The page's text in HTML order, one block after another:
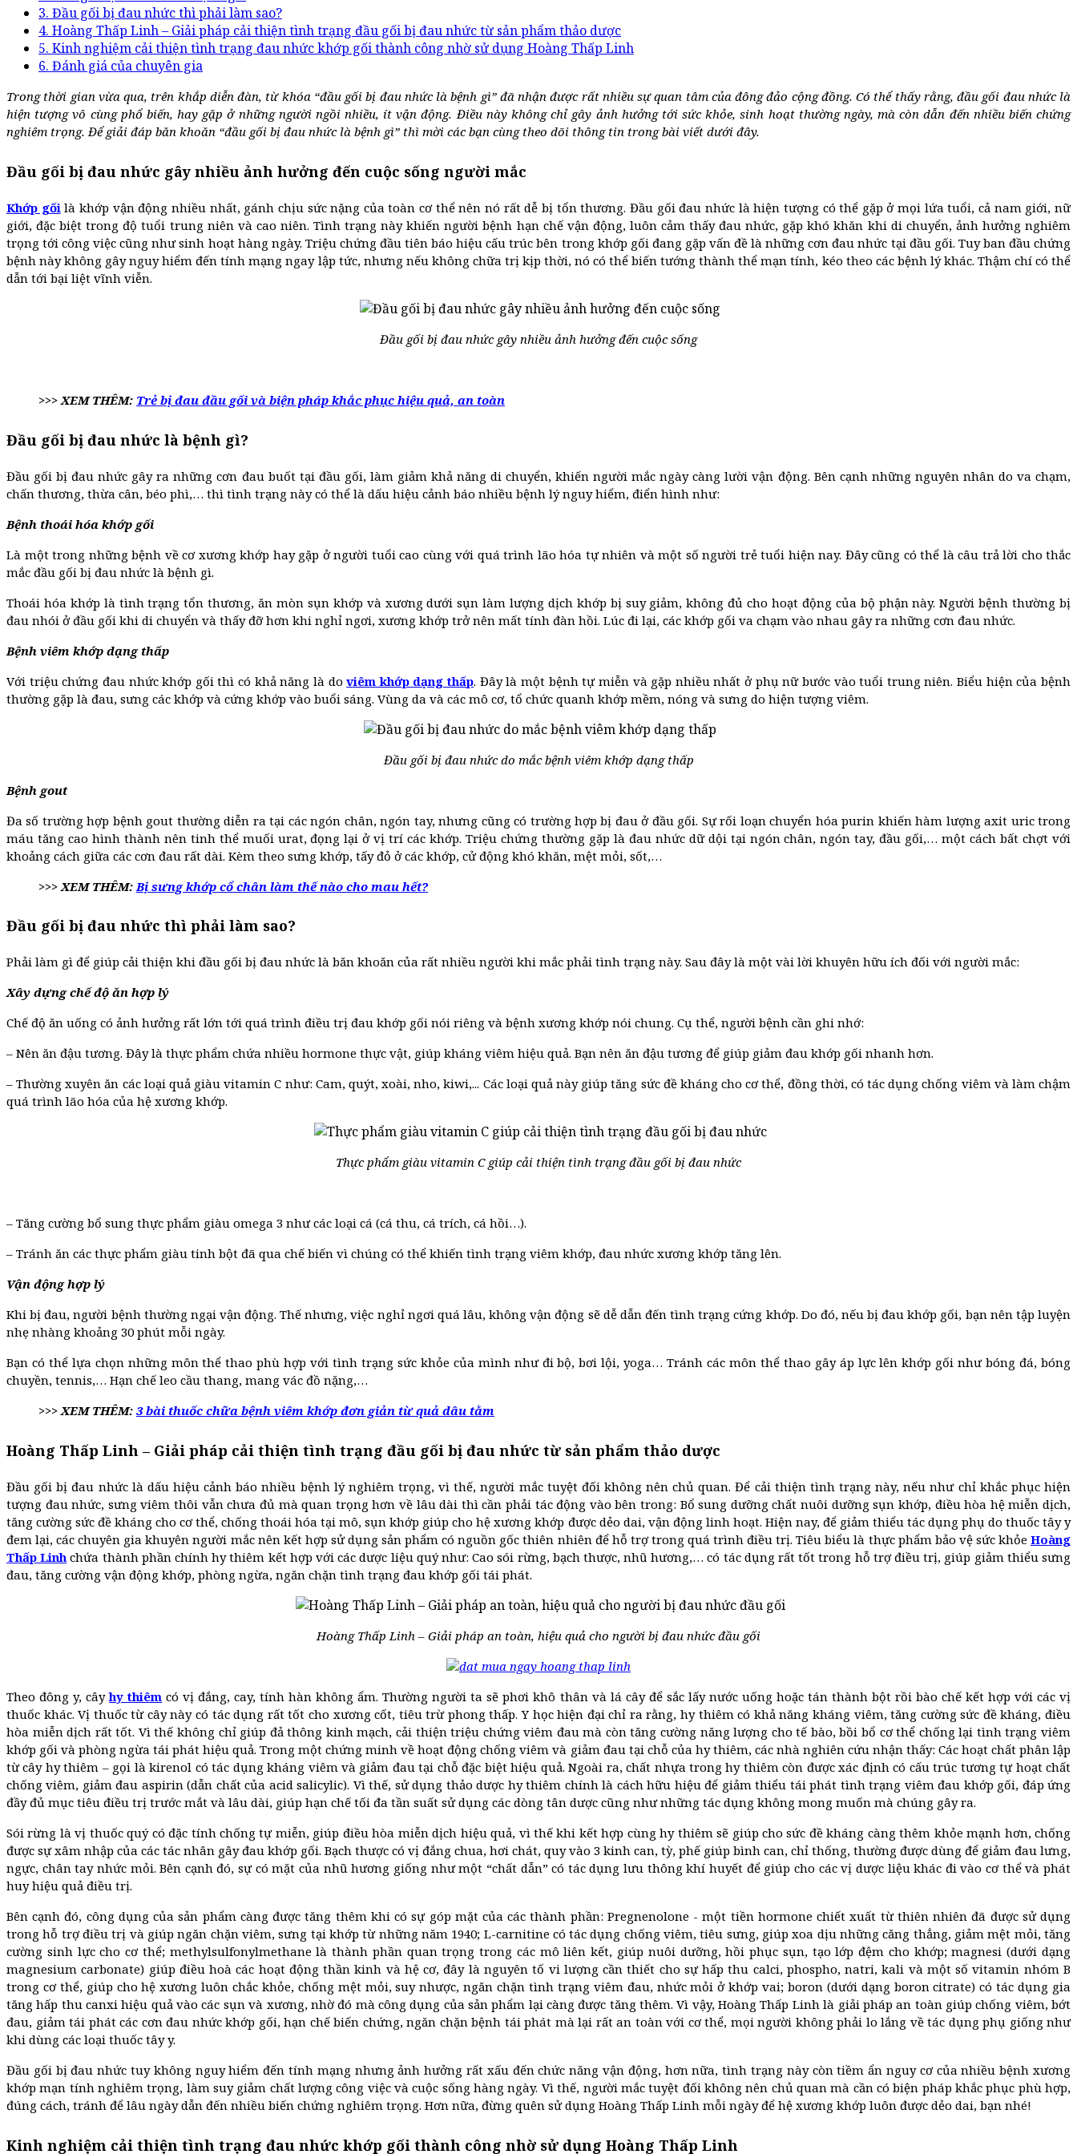
3. Đầu gối bị đau nhức thì phải làm sao?
4. Hoàng Thấp Linh – Giải pháp cải thiện tình trạng đầu gối bị đau nhức từ sản phẩm thảo dược
5. Kinh nghiệm cải thiện tình trạng đau nhức khớp gối thành công nhờ sử dụng Hoàng Thấp Linh
6. Đánh giá của chuyên gia
Trong thời gian vừa qua, trên khắp diễn đàn, từ khóa “đầu gối bị đau nhức là bệnh gì” đã nhận được rất nhiều sự quan tâm của đông đảo cộng đồng. Có thể thấy rằng, đầu gối đau nhức là
hiện tượng vô cùng phổ biến, hay gặp ở những người ngồi nhiều, ít vận động. Điều này không chỉ gây ảnh hưởng tới sức khỏe, sinh hoạt thường ngày, mà còn dẫn đến nhiều biến chứng
nghiêm trọng. Để giải đáp băn khoăn “đầu gối bị đau nhức là bệnh gì” thì mời các bạn cùng theo dõi thông tin trong bài viết dưới đây.
Đầu gối bị đau nhức gây nhiều ảnh hưởng đến cuộc sống người mắc
Khớp gối là khớp vận động nhiều nhất, gánh chịu sức nặng của toàn cơ thể nên nó rất dễ bị tổn thương. Đầu gối đau nhức là hiện tượng có thể gặp ở mọi lứa tuổi, cả nam giới, nữ
giới, đặc biệt trong độ tuổi trung niên và cao niên. Tình trạng này khiến người bệnh hạn chế vận động, luôn cảm thấy đau nhức, gặp khó khăn khi di chuyển, ảnh hưởng nghiêm
trọng tới công việc cũng như sinh hoạt hàng ngày. Triệu chứng đầu tiên báo hiệu cấu trúc bên trong khớp gối đang gặp vấn đề là những cơn đau nhức tại đầu gối. Tuy ban đầu chứng
bệnh này không gây nguy hiểm đến tính mạng ngay lập tức, nhưng nếu không chữa trị kịp thời, nó có thể biến tướng thành thể mạn tính, kéo theo các bệnh lý khác. Thậm chí có thể
dẫn tới bại liệt vĩnh viễn.
Đầu gối bị đau nhức gây nhiều ảnh hưởng đến cuộc sống
>>> XEM THÊM: Trẻ bị đau đầu gối và biện pháp khắc phục hiệu quả, an toàn
Đầu gối bị đau nhức là bệnh gì?
Đầu gối bị đau nhức gây ra những cơn đau buốt tại đầu gối, làm giảm khả năng di chuyển, khiến người mắc ngày càng lười vận động. Bên cạnh những nguyên nhân do va chạm,
chấn thương, thừa cân, béo phì,… thì tình trạng này có thể là dấu hiệu cảnh báo nhiều bệnh lý nguy hiểm, điển hình như:
Bệnh thoái hóa khớp gối
Là một trong những bệnh về cơ xương khớp hay gặp ở người tuổi cao cùng với quá trình lão hóa tự nhiên và một số người trẻ tuổi hiện nay. Đây cũng có thể là câu trả lời cho thắc
mắc đầu gối bị đau nhức là bệnh gì.
Thoái hóa khớp là tình trạng tổn thương, ăn mòn sụn khớp và xương dưới sụn làm lượng dịch khớp bị suy giảm, không đủ cho hoạt động của bộ phận này. Người bệnh thường bị
đau nhói ở đầu gối khi di chuyển và thấy đỡ hơn khi nghỉ ngơi, xương khớp trở nên mất tính đàn hồi. Lúc đi lại, các khớp gối va chạm vào nhau gây ra những cơn đau nhức.
Bệnh viêm khớp dạng thấp
Với triệu chứng đau nhức khớp gối thì có khả năng là doviêm khớp dạng thấp. Đây là một bệnh tự miễn và gặp nhiều nhất ở phụ nữ bước vào tuổi trung niên. Biểu hiện của bệnh
thường gặp là đau, sưng các khớp và cứng khớp vào buổi sáng. Vùng da và các mô cơ, tổ chức quanh khớp mềm, nóng và sưng do hiện tượng viêm.
Đầu gối bị đau nhức do mắc bệnh viêm khớp dạng thấp
Bệnh gout
Đa số trường hợp bệnh gout thường diễn ra tại các ngón chân, ngón tay, nhưng cũng có trường hợp bị đau ở đầu gối. Sự rối loạn chuyển hóa purin khiến hàm lượng axit uric trong
máu tăng cao hình thành nên tinh thể muối urat, đọng lại ở vị trí các khớp. Triệu chứng thường gặp là đau nhức dữ dội tại ngón chân, ngón tay, đầu gối,… một cách bất chợt với
khoảng cách giữa các cơn đau rất dài. Kèm theo sưng khớp, tấy đỏ ở các khớp, cử động khó khăn, mệt mỏi, sốt,…
>>> XEM THÊM: Bị sưng khớp cổ chân làm thế nào cho mau hết?
Đầu gối bị đau nhức thì phải làm sao?
Phải làm gì để giúp cải thiện khi đầu gối bị đau nhức là băn khoăn của rất nhiều người khi mắc phải tình trạng này. Sau đây là một vài lời khuyên hữu ích đối với người mắc:
Xây dựng chế độ ăn hợp lý
Chế độ ăn uống có ảnh hưởng rất lớn tới quá trình điều trị đau khớp gối nói riêng và bệnh xương khớp nói chung. Cụ thể, người bệnh cần ghi nhớ:
– Nên ăn đậu tương. Đây là thực phẩm chứa nhiều hormone thực vật, giúp kháng viêm hiệu quả. Bạn nên ăn đậu tương để giúp giảm đau khớp gối nhanh hơn.
– Thường xuyên ăn các loại quả giàu vitamin C như: Cam, quýt, xoài, nho, kiwi,... Các loại quả này giúp tăng sức đề kháng cho cơ thể, đồng thời, có tác dụng chống viêm và làm chậm
quá trình lão hóa của hệ xương khớp.
Thực phẩm giàu vitamin C giúp cải thiện tình trạng đầu gối bị đau nhức
– Tăng cường bổ sung thực phẩm giàu omega 3 như các loại cá (cá thu, cá trích, cá hồi…).
– Tránh ăn các thực phẩm giàu tinh bột đã qua chế biến vì chúng có thể khiến tình trạng viêm khớp, đau nhức xương khớp tăng lên.
Vận động hợp lý
Khi bị đau, người bệnh thường ngại vận động. Thế nhưng, việc nghỉ ngơi quá lâu, không vận động sẽ dễ dẫn đến tình trạng cứng khớp. Do đó, nếu bị đau khớp gối, bạn nên tập luyện
nhẹ nhàng khoảng 30 phút mỗi ngày.
Bạn có thể lựa chọn những môn thể thao phù hợp với tình trạng sức khỏe của mình như đi bộ, bơi lội, yoga… Tránh các môn thể thao gây áp lực lên khớp gối như bóng đá, bóng
chuyền, tennis,… Hạn chế leo cầu thang, mang vác đồ nặng,…
>>> XEM THÊM: 3 bài thuốc chữa bệnh viêm khớp đơn giản từ quả dâu tằm
Hoàng Thấp Linh – Giải pháp cải thiện tình trạng đầu gối bị đau nhức từ sản phẩm thảo dược
Đầu gối bị đau nhức là dấu hiệu cảnh báo nhiều bệnh lý nghiêm trọng, vì thế, người mắc tuyệt đối không nên chủ quan. Để cải thiện tình trạng này, nếu như chỉ khắc phục hiện
tượng đau nhức, sưng viêm thôi vẫn chưa đủ mà quan trọng hơn về lâu dài thì cần phải tác động vào bên trong: Bổ sung dưỡng chất nuôi dưỡng sụn khớp, điều hòa hệ miễn dịch,
tăng cường sức đề kháng cho cơ thể, chống thoái hóa tại mô, sụn khớp giúp cho hệ xương khớp được dẻo dai, vận động linh hoạt. Hiện nay, để giảm thiểu tác dụng phụ do thuốc tây y
đem lại, các chuyên gia khuyên người mắc nên kết hợp sử dụng sản phẩm có nguồn gốc thiên nhiên để hỗ trợ trong quá trình điều trị. Tiêu biểu là thực phẩm bảo vệ sức khỏe Hoàng
Thấp Linh chứa thành phần chính hy thiêm kết hợp với các dược liệu quý như: Cao sói rừng, bạch thược, nhũ hương,… có tác dụng rất tốt trong hỗ trợ điều trị, giúp giảm thiểu sưng
đau, tăng cường vận động khớp, phòng ngừa, ngăn chặn tình trạng đau khớp gối tái phát.
Hoàng Thấp Linh – Giải pháp an toàn, hiệu quả cho người bị đau nhức đầu gối
Theo đông y, cây hy thiêm có vị đắng, cay, tính hàn không ẩm. Thường người ta sẽ phơi khô thân và lá cây để sắc lấy nước uống hoặc tán thành bột rồi bào chế kết hợp với các vị
thuốc khác. Vị thuốc từ cây này có tác dụng rất tốt cho xương cốt, tiêu trừ phong thấp. Y học hiện đại chỉ ra rằng, hy thiêm có khả năng kháng viêm, tăng cường sức đề kháng, điều
hòa miễn dịch rất tốt. Vì thế không chỉ giúp đả thông kinh mạch, cải thiện triệu chứng viêm đau mà còn tăng cường năng lượng cho tế bào, bồi bổ cơ thể chống lại tình trạng viêm
khớp gối và phòng ngừa tái phát hiệu quả. Trong một chứng minh về hoạt động chống viêm và giảm đau tại chỗ của hy thiêm, các nhà nghiên cứu nhận thấy: Các hoạt chất phân lập
từ cây hy thiêm – gọi là kirenol có tác dụng kháng viêm và giảm đau tại chỗ đặc biệt hiệu quả. Ngoài ra, chất nhựa trong hy thiêm còn được xác định có cấu trúc tương tự hoạt chất
chống viêm, giảm đau aspirin (dẫn chất của acid salicylic). Vì thế, sử dụng thảo dược hy thiêm chính là cách hữu hiệu để giảm thiểu tái phát tình trạng viêm đau khớp gối, đáp ứng
đầy đủ mục tiêu điều trị trước mắt và lâu dài, giúp hạn chế tối đa tần suất sử dụng các dòng tân dược cũng như những tác dụng không mong muốn mà chúng gây ra.
Sói rừng là vị thuốc quý có đặc tính chống tự miễn, giúp điều hòa miễn dịch hiệu quả, vì thế khi kết hợp cùng hy thiêm sẽ giúp cho sức đề kháng càng thêm khỏe mạnh hơn, chống
được sự xâm nhập của các tác nhân gây đau khớp gối. Bạch thược có vị đắng chua, hơi chát, quy vào 3 kinh can, tỳ, phế giúp bình can, chỉ thống, thường được dùng để giảm đau lưng,
ngực, chân tay nhức mỏi. Bên cạnh đó, sự có mặt của nhũ hương giống như một “chất dẫn” có tác dụng lưu thông khí huyết để giúp cho các vị dược liệu khác đi vào cơ thể và phát
huy hiệu quả điều trị.
Bên cạnh đó, công dụng của sản phẩm càng được tăng thêm khi có sự góp mặt của các thành phần: Pregnenolone - một tiền hormone chiết xuất từ thiên nhiên đã được sử dụng
trong hỗ trợ điều trị và giúp ngăn chặn viêm, sưng tại khớp từ những năm 1940; L-carnitine có tác dụng chống viêm, tiêu sưng, giúp xoa dịu những căng thẳng, giảm mệt mỏi, tăng
cường sinh lực cho cơ thể; methylsulfonylmethane là thành phần quan trọng trong các mô liên kết, giúp nuôi dưỡng, hồi phục sụn, tạo lớp đệm cho khớp; magnesi (dưới dạng
magnesium carbonate) giúp điều hoà các hoạt động thần kinh và hệ cơ, đây là nguyên tố vi lượng cần thiết cho sự hấp thu calci, phospho, natri, kali và một số vitamin nhóm B
trong cơ thể, giúp cho hệ xương luôn chắc khỏe, chống mệt mỏi, suy nhược, ngăn chặn tình trạng viêm đau, nhức mỏi ở khớp vai; boron (dưới dạng boron citrate) có tác dụng gia
tăng hấp thu canxi hiệu quả vào các sụn và xương, nhờ đó mà công dụng của sản phẩm lại càng được tăng thêm. Vì vậy, Hoàng Thấp Linh là giải pháp an toàn giúp chống viêm, bớt
đau, giảm tái phát các cơn đau nhức khớp gối, hạn chế biến chứng, ngăn chặn bệnh tái phát mà lại rất an toàn với cơ thể, mọi người không phải lo lắng về tác dụng phụ giống như
khi dùng các loại thuốc tây y.
Đầu gối bị đau nhức tuy không nguy hiểm đến tính mạng nhưng ảnh hưởng rất xấu đến chức năng vận động, hơn nữa, tình trạng này còn tiềm ẩn nguy cơ của nhiều bệnh xương
khớp mạn tính nghiêm trọng, làm suy giảm chất lượng công việc và cuộc sống hàng ngày. Vì thế, người mắc tuyệt đối không nên chủ quan mà cần có biện pháp khắc phục phù hợp,
đúng cách, tránh để lâu ngày dẫn đến nhiều biến chứng nghiêm trọng. Hơn nữa, đừng quên sử dụng Hoàng Thấp Linh mỗi ngày để hệ xương khớp luôn được dẻo dai, bạn nhé!
Kinh nghiệm cải thiện tình trạng đau nhức khớp gối thành công nhờ sử dụng Hoàng Thấp Linh